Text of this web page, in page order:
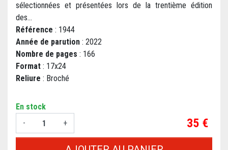
sélectionnées et présentées lors de la trentième édition
des...
Référence : 1944
Année de parution : 2022
Nombre de pages : 166
Format : 17x24
Reliure : Broché
En stock
-
+ Prix
35 €